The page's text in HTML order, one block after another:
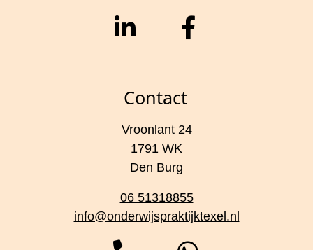
Contact
Vroonlant 24
1791 WK
Den Burg
06 51318855
info@onderwijspraktijktexel.nl